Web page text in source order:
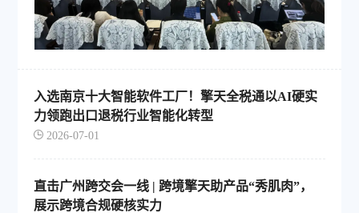
入选南京十大智能软件工厂！擎天全税通以AI硬实
力领跑出口退税行业智能化转型
2026-07-01
直击广州跨交会一线 | 跨境擎天助产品“秀肌肉”，
展示跨境合规硬核实力